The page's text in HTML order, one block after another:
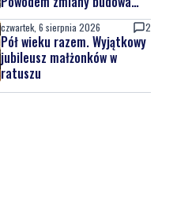
elektrowni jądrowej
czwartek, 6 sierpnia 2026 2
Pół wieku razem. Wyjątkowy
jubileusz małżonków w
ratuszu